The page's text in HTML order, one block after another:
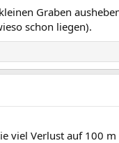
Graben
schon liegen).
viel Verlust auf 100